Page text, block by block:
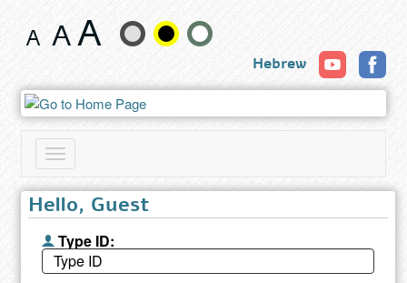
Change
size
and
color
Hebrew
Toggle
navigation
Hello, Guest
Type ID: